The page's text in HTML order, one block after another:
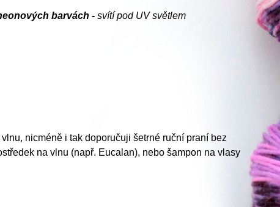
barvách - svítí pod UV světlem
nicméně i tak doporučuji šetrné ruční praní bez
na vlnu (např. Eucalan), nebo šampon na vlasy